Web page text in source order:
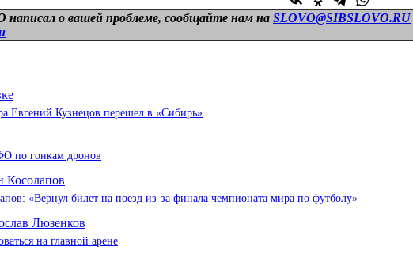
о вашей проблеме, сообщайте нам на SLOVO@SIBSLOVO.RU
Евгений Кузнецов перешел в «Сибирь»
по гонкам дронов
«Вернул билет на поезд из-за финала чемпионата мира по футболу»
на главной арене